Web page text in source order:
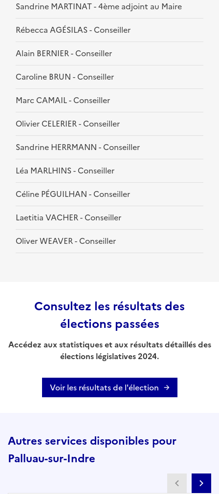
Sandrine MARTINAT - 4ème adjoint au Maire
Rébecca AGÉSILAS - Conseiller
Alain BERNIER - Conseiller
Caroline BRUN - Conseiller
Marc CAMAIL - Conseiller
Olivier CELERIER - Conseiller
Sandrine HERRMANN - Conseiller
Léa MARLHINS - Conseiller
Céline PÉGUILHAN - Conseiller
Laetitia VACHER - Conseiller
Oliver WEAVER - Conseiller
Consultez les résultats des
élections passées
Accédez aux statistiques et aux résultats détaillés des
élections législatives 2024.
Voir les résultats de l'élection
Autres services disponibles pour
Palluau-sur-Indre